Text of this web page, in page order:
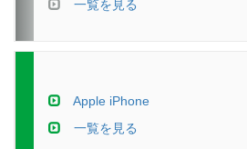
一覧を見る
Apple iPhone
一覧を見る